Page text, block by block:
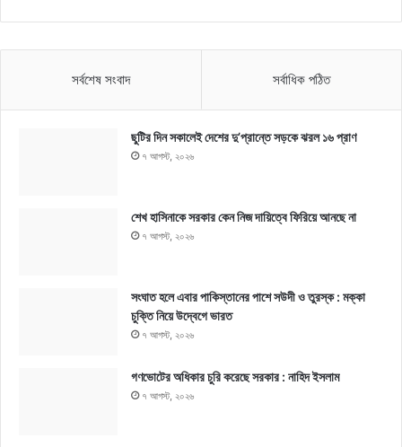
সর্বশেষ সংবাদ সর্বাধিক পঠিত
ছুটির দিন সকালেই দেশের দু’প্রান্তে সড়কে ঝরল ১৬ প্রাণ
৭ আগস্ট, ২০২৬
শেখ হাসিনাকে সরকার কেন নিজ দায়িত্বে ফিরিয়ে আনছে না
৭ আগস্ট, ২০২৬
সংঘাত হলে এবার পাকিস্তানের পাশে সউদী ও তুরস্ক : মক্কা
চুক্তি নিয়ে উদ্বেগে ভারত
৭ আগস্ট, ২০২৬
গণভোটের অধিকার চুরি করেছে সরকার : নাহিদ ইসলাম
৭ আগস্ট, ২০২৬